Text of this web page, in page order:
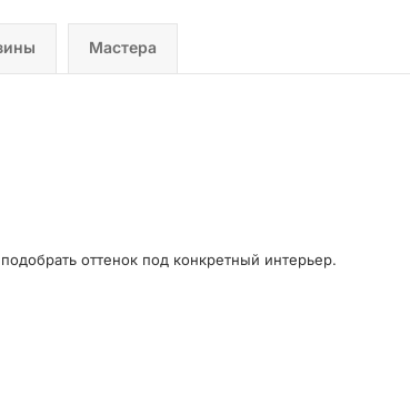
Мастера
оттенок под конкретный интерьер.